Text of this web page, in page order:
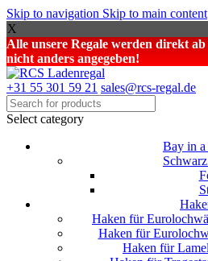
Skip to navigation Skip to main content
X
Alle unsere Regale werden direkt
nicht anders angegeben!
+31 55 301 59 21 sales@rcs-regal.de
Select category
Bay in
Haken für
Haken für
Haken für